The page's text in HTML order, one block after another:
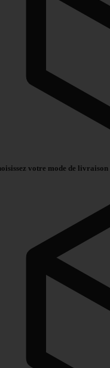
votre mode de livraison